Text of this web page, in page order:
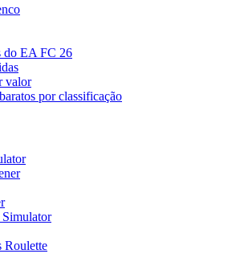
do EA FC 26
valor
por classificação
Simulator
Roulette